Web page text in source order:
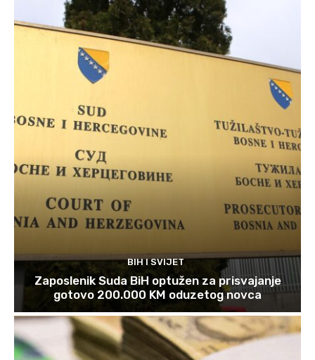
BIH I SVIJET
Zaposlenik Suda BiH optužen za prisvajanje
gotovo 200.000 KM oduzetog novca